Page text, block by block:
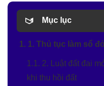
Mục lục
1. 1. Thủ tục làm sổ
1.1. 2. Luật đất đai
khi thu hồi đất